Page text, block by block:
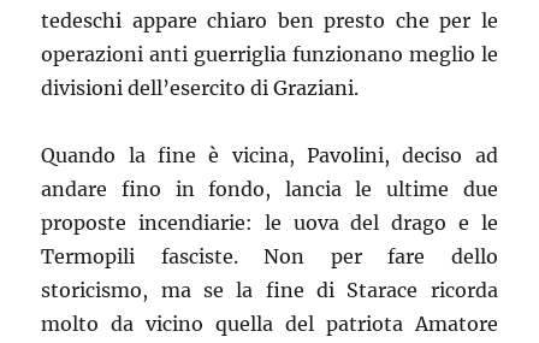
tedeschi appare chiaro ben presto che per le
operazioni anti guerriglia funzionano meglio le
divisioni dell’esercito di Graziani.
Quando la fine è vicina, Pavolini, deciso ad
andare fino in fondo, lancia le ultime due
proposte incendiarie: le uova del drago e le
Termopili fasciste. Non per fare dello
storicismo, ma se la fine di Starace ricorda
molto da vicino quella del patriota Amatore